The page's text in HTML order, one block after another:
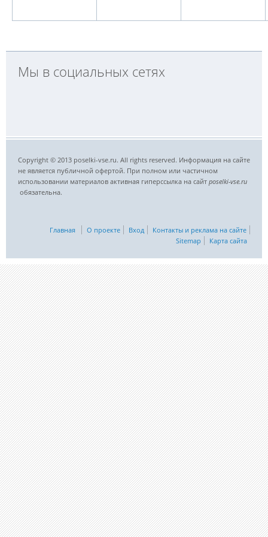
Мы в социальных сетях
Copyright © 2013 poselki-vse.ru. All rights reserved. Информация на сайте
не является публичной офертой. При полном или частичном
использовании материалов активная гиперссылка на сайт poselki-vse.ru​
обязательна.
Главная О проекте Вход
Контакты и реклама на сайте
Sitemap
Карта сайта